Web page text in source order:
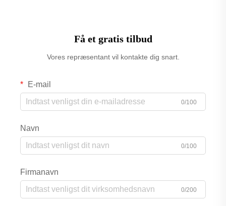
Få et gratis tilbud
Vores repræsentant vil kontakte dig snart.
E-mail
0/100
Navn
0/100
Firmanavn
0/200